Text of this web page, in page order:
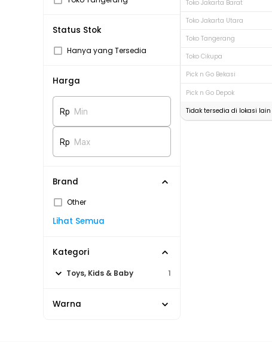
Status Stok
Hanya yang Tersedia
Harga
Rp Min
Rp Max
Brand
Other
Lihat Semua
Kategori
Toys, Kids & Baby 1
Warna
Toko Jakarta Barat
Toko Jakarta Utara
Toko Tangerang
Toko Cikupa
Pick n Go Bekasi
Pick n Go Depok
Tidak tersedia di lokasi lain